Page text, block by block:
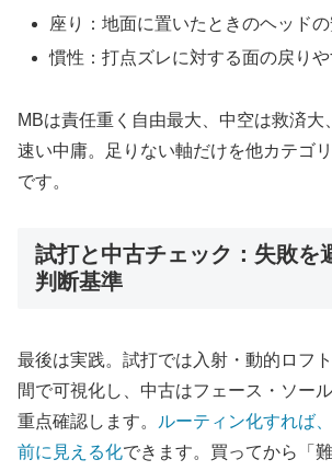
座り：地面に置いたときのヘッド
慣性：打点ズレに対する面の戻りや
MBは責任重く自由最大、中空は救済大
速い中庸。足りない軸だけを他カテゴ
です。
試打と中古チェック：失敗を
判断基準
最後は実践。試打では入射・動的ロフ
間で可視化し、中古はフェース・ソー
重点確認します。
ルーティン化すれば
前に見える化できます。買ってから「